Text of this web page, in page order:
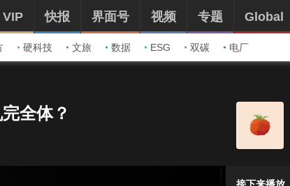
硬科技 文旅 数据 ESG 双碳 电厂
VIP 快报 界面号 视频 专题 Global
全体？